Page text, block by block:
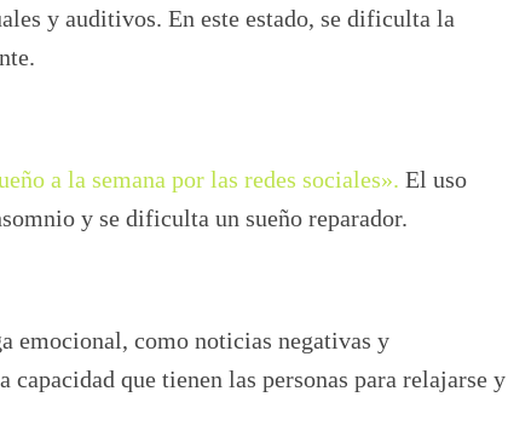
y auditivos. En este estado, se dificulta la
a la semana por las redes sociales». El uso
y se dificulta un sueño reparador.
emocional, como noticias negativas y
capacidad que tienen las personas para relajarse y